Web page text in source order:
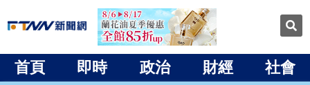
首頁 即時 政治 財經 社會